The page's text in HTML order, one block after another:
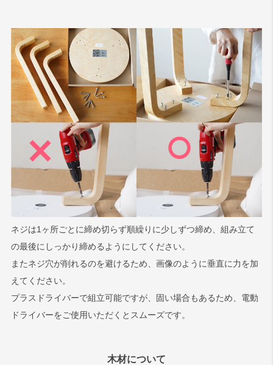
ネジは1ヶ所ごとに締め切らず順繰りに少しずつ締め、組み立て
の最後にしっかり締めるようにしてください。
またネジ穴が削れるのを避けるため、画像のように垂直に力を加
えてください。
プラスドライバーで組立可能ですが、固い場合もあるため、電動
ドライバーをご使用いただくとスムーズです。
木材について